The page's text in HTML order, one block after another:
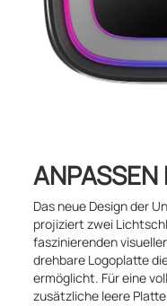
ANPASSEN
Das neue Design der
projiziert zwei
faszinierenden
drehbare Logoplatte
ermöglicht. Für eine
zusätzliche leere